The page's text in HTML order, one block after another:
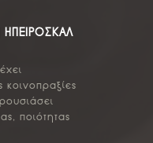
ΗΠΕΙΡΟΣΚΑΛ
ποιότητας